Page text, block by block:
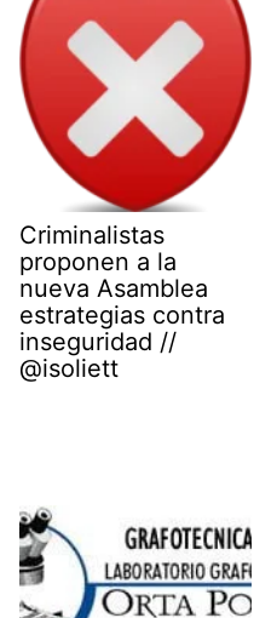
Criminalistas
proponen a la
nueva Asamblea
estrategias contra
inseguridad //
@isoliett